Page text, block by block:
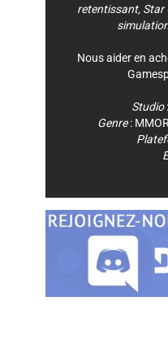
retentissant, Star
Nous aider en
Studio
Genre: